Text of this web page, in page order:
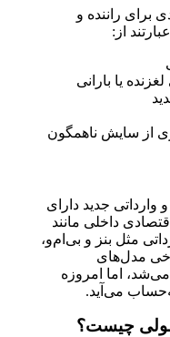
برای راننده و
از :
یا بارانی
از سایش ناهمگون
وارداتی جدید دارای
داخلی مانند
مثل بنز و بی‌ام‌و،
مدل‌های
اما امروزه
می‌آید.
چیست؟